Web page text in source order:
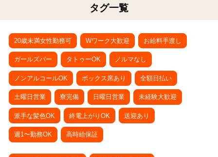
タグ一覧
20歳未満女性勤務可 Wワーク大歓迎 お給料手渡し
ガールズバー タトゥーOK ノルマなし
ノンアルコールOK ボックス席あり 全額日払い
土曜日営業 寮完備 日曜日営業 未経験大歓迎
派手な髪色OK 終電上がりOK 送迎あり
週1〜勤務OK 高時給保証